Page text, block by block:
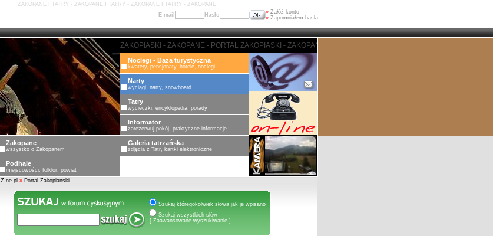
ZAKOPANE I TATRY - ZAKOPANE I TATRY - ZAKOPANE I TATRY - ZAKOPANE
E-mail
Hasło » Załóż konto
» Zapomniałem hasła
ZAKOPANE - PORTAL ZAKOPIASKI - ZAKOPANE - PORTAL ZAKOPIASKI - ZAKOPANE - PORTAL ZAKOPIASKI -
Noclegi - Baza turystyczna
kwatery, pensjonaty, hotele, noclegi
Narty
wyciągi, narty, snowboard
Tatry
wycieczki, encyklopedia, porady
Informator
zarezerwuj pokój, praktyczne informacje
Zakopane
wszystko o Zakopanem
Galeria tatrzańska
zdjęcia z Tatr, kartki elektroniczne
Podhale
miejscowości, folklor, powiat
Z-ne.pl » Portal Zakopiański
Szukaj któregokolwiek słowa jak je wpisano
Szukaj wszystkich słów
[ Zaawansowane wyszukiwanie ]